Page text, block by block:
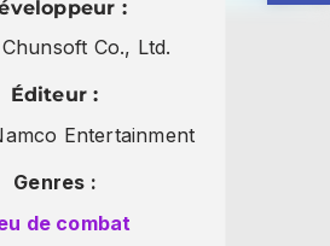
:
Co., Ltd.
Éditeur :
Entertainment
Genres :
de combat